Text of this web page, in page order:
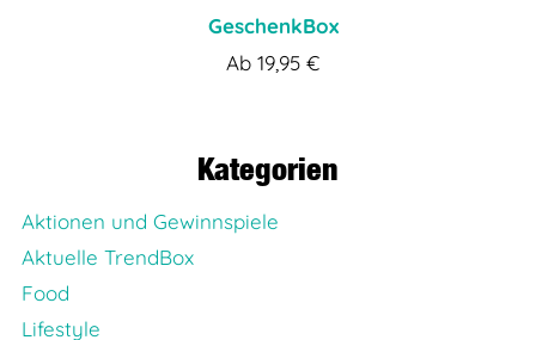
GeschenkBox
Ab 19,95 €
Kategorien
Aktionen und Gewinnspiele
Aktuelle TrendBox
Food
Lifestyle